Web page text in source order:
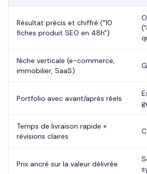
Résultat précis et chiffré ("10
fiches produit SEO en 48h")
Niche verticale (e-commerce,
immobilier, SaaS)
Portfolio avec avant/après réels
Temps de livraison rapide +
révisions claires
Prix ancré sur la valeur délivrée